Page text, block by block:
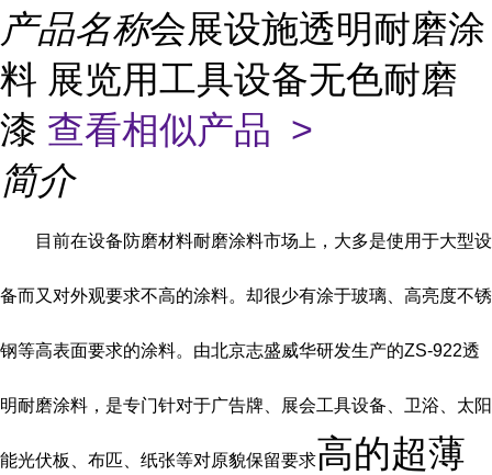
产品名称会展设施透明耐磨涂
料 展览用工具设备无色耐磨
漆 查看相似产品 >
简介
目前在设备防磨材料耐磨涂料市场上，大多是使用于大型设
备而又对外观要求不高的涂料。却很少有涂于玻璃、高亮度不锈
钢等高表面要求的涂料。由北京志盛威华研发生产的ZS-922透
明耐磨涂料，是专门针对于广告牌、展会工具设备、卫浴、太阳
能光伏板、布匹、纸张等对原貌保留要求高的超薄